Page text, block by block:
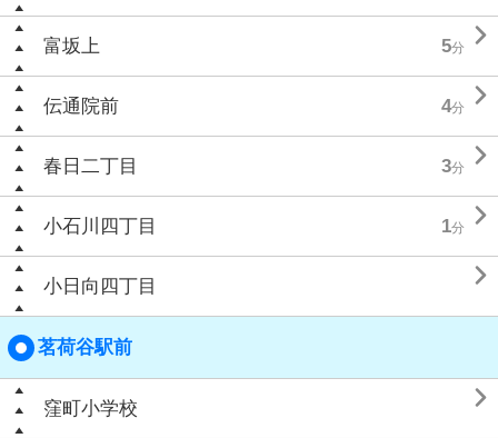
富坂上 5分 
伝通院前 4分 
春日二丁目 3分 
小石川四丁目 1分 
小日向四丁目 
茗荷谷駅前
窪町小学校 